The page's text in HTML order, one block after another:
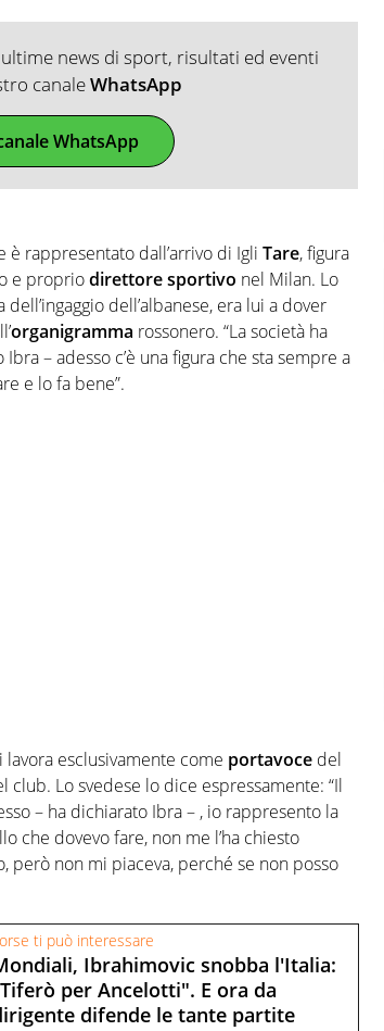
news di sport, risultati ed eventi
canaleWhatsApp
WhatsApp
è rappresentato dall’arrivo di Igli Tare, figura
e propriodirettoresportivo nel Milan. Lo
dell’albanese, era lui a dover
organigramma rossonero. “La società ha
– adesso c’è una figura che sta sempre a
e lo fa bene”.
esclusivamente come portavoce del
club. Lo svedese lo dice espressamente: “Il
– ha dichiarato Ibra – , io rappresento la
che dovevo fare, non me l’ha chiesto
però non mi piaceva, perché se non posso
ti può interessare
Ibrahimovic snobba l'Italia:
per Ancelotti". E ora da
difende le tante partite